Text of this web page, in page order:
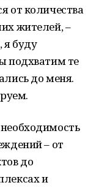
от количества
жителей, –
я буду
подхватим те
до меня.
– от
до
и